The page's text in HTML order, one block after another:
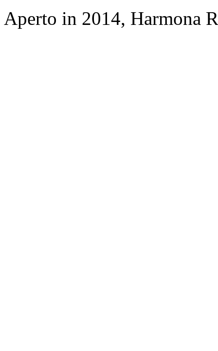
Aperto in 2014, Harmona